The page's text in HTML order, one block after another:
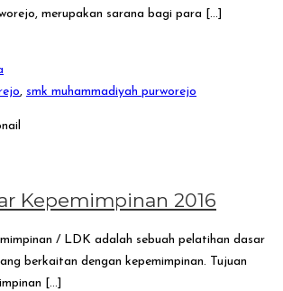
merupakan sarana bagi para […]
, smk muhammadiyah purworejo
Kepemimpinan 2016
/ LDK adalah sebuah pelatihan dasar
berkaitan dengan kepemimpinan. Tujuan
[…]